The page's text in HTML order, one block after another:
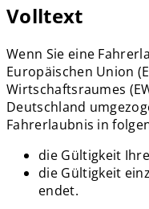
Volltext
Wenn Sie eine
Europäischen Union
Wirtschaftsraumes
Deutschland
Fahrerlaubnis in
die Gültigkeit
die Gültigkeit
endet.